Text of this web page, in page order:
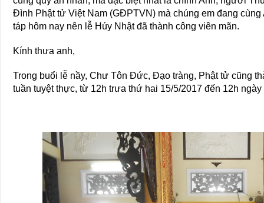
Đình Phật tử Việt Nam (GĐPTVN) mà chúng em đang
táp hôm nay nên lễ Húy Nhật đã thành công viên mãn.
Kính thưa anh,
Trong buổi lễ nầy, Chư Tôn Đức, Đạo tràng, Phật tử cũng
tuần tuyệt thực, từ 12h trưa thứ hai 15/5/2017 đến 12h